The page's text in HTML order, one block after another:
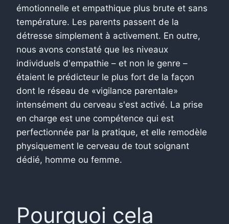
émotionnelle et empathique plus brute et sans
température. Les parents passent de la
détresse simplement à activement. En outre,
nous avons constaté que les niveaux
individuels d'empathie – et non le genre –
étaient le prédicteur le plus fort de la façon
dont le réseau de «vigilance parentale»
intensément du cerveau s'est activé. La prise
en charge est une compétence qui est
perfectionnée par la pratique, et elle remodèle
physiquement le cerveau de tout soignant
dédié, homme ou femme.
Pourquoi cela